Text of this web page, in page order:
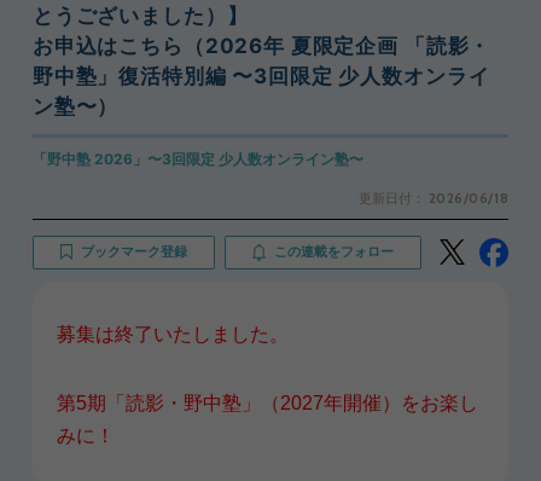
とうございました）】
お申込はこちら（2026年 夏限定企画 「読影・
野中塾」復活特別編 〜3回限定 少人数オンライ
ン塾〜）
「野中塾 2026」〜3回限定 少人数オンライン塾〜
更新日付： 2026/06/18
ブックマーク登録 この連載をフォロー
募集は終了いたしました。
第5期「読影・野中塾」（2027年開催）をお楽し
みに！